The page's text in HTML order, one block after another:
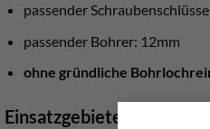
passender
passender Bohrer: 12mm
ohne gründliche
Einsatzgebiete –